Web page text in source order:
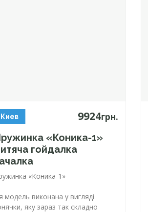
Киев 9924грн.
«Коника-1»
гойдалка
«Коника-1 »
модель виконана у вигляді
яку зараз так складно